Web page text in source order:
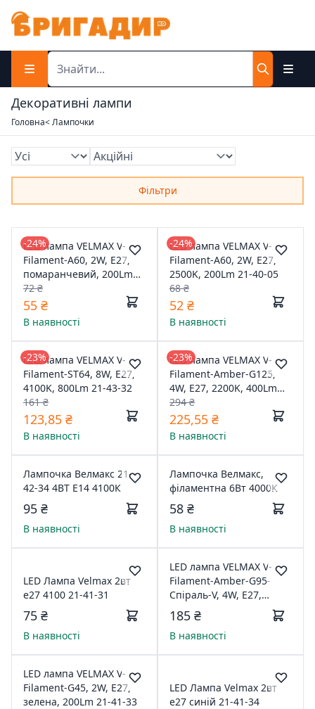
Декоративні лампи
Головна< Лампочки
Фільтри
-24%
LED лампа VELMAX V-
Filament-A60, 2W, E27,
помаранчевий, 200Lm
21-40-12
72 ₴
55 ₴
В наявності
-24%
LED лампа VELMAX V-
Filament-A60, 2W, E27,
2500K, 200Lm 21-40-05
68 ₴
52 ₴
В наявності
-23%
LED лампа VELMAX V-
Filament-ST64, 8W, E27,
4100K, 800Lm 21-43-32
161 ₴
123,85 ₴
В наявності
-23%
LED лампа VELMAX V-
Filament-Amber-G125,
4W, E27, 2200K, 400Lm
21-47-17
294 ₴
225,55 ₴
В наявності
Лампочка Велмакс 21-
42-34 4ВТ Е14 4100К
95 ₴
В наявності
Лампочка Велмакс,
філаментна 6Вт 4000К
58 ₴
В наявності
LED Лампа Velmax 2вт
е27 4100 21-41-31
75 ₴
В наявності
LED лампа VELMAX V-
Filament-Amber-G95-
Спіраль-V, 4W, E27,
2700K, 300Lm 21-46-53
185 ₴
В наявності
LED лампа VELMAX V-
Filament-G45, 2W, E27,
зелена, 200Lm 21-41-33
LED Лампа Velmax 2вт
е27 синій 21-41-34